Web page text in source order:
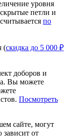
уровня
петли и
по
(скидка до 5 000 ₽
доборов и
Вы можете
Посмотреть
сайте, могут
зависит от